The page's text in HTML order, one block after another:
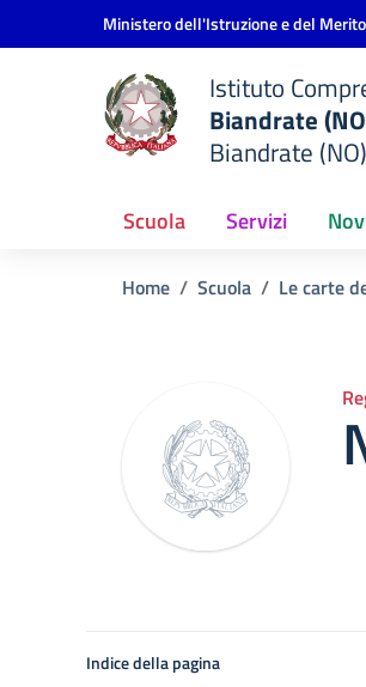
Vai ai contenuti
Vai al menu di navigazioneMinistero dell'Istruzione e del Merito
Istituto
Biandrate
Biandrate (NO)
Scuola Servizi
Home Scuola Le carte
Indice della pagina